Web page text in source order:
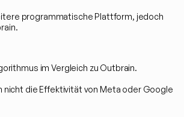
programmatische Plattform, jedoch
im Vergleich zu Outbrain.
nicht die Effektivität von Meta oder Google